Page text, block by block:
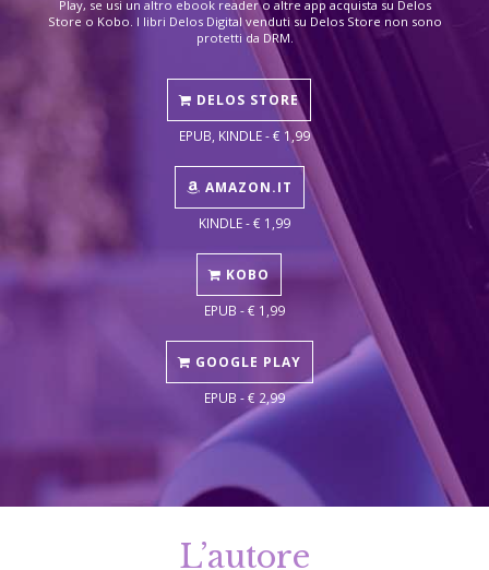
Play, se usi un altro ebook reader o altre app acquista su Delos
Store o Kobo. I libri Delos Digital venduti su Delos Store non sono
protetti da DRM.
DELOS STORE
EPUB, KINDLE - € 1,99
AMAZON.IT
KINDLE - € 1,99
KOBO
EPUB - € 1,99
GOOGLE PLAY
EPUB - € 2,99
L’autore